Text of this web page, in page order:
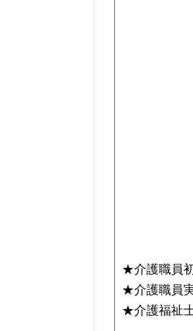
★介護職員
★介護職員
★介護福祉